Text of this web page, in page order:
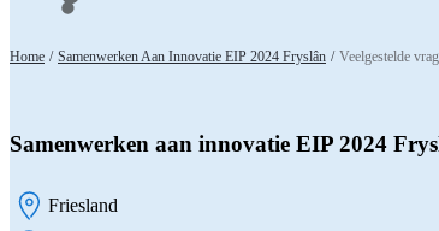
Home / Samenwerken Aan Innovatie EIP 2024 Fryslân / Veelgestelde
Samenwerken aan innovatie EIP 2024
Locatie:
Friesland